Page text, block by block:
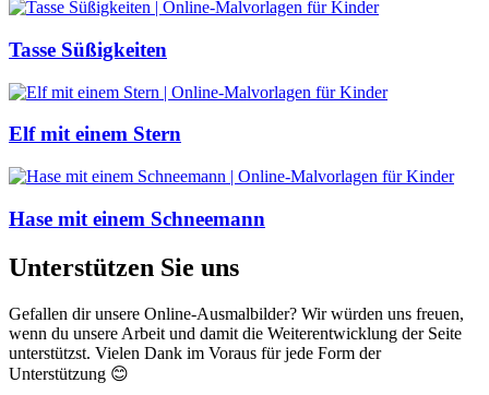
Tasse Süßigkeiten
Elf mit einem Stern
Hase mit einem Schneemann
Unterstützen Sie uns
Gefallen dir unsere Online-Ausmalbilder? Wir würden uns freuen,
wenn du unsere Arbeit und damit die Weiterentwicklung der Seite
unterstützst. Vielen Dank im Voraus für jede Form der
Unterstützung 😊